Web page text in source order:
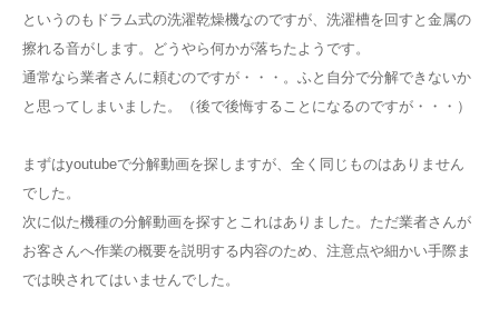
というのもドラム式の洗濯乾燥機なのですが、洗濯槽を回すと金属の
擦れる音がします。どうやら何かが落ちたようです。
通常なら業者さんに頼むのですが・・・。ふと自分で分解できないか
と思ってしまいました。（後で後悔することになるのですが・・・）
まずはyoutubeで分解動画を探しますが、全く同じものはありません
でした。
次に似た機種の分解動画を探すとこれはありました。ただ業者さんが
お客さんへ作業の概要を説明する内容のため、注意点や細かい手際ま
では映されてはいませんでした。